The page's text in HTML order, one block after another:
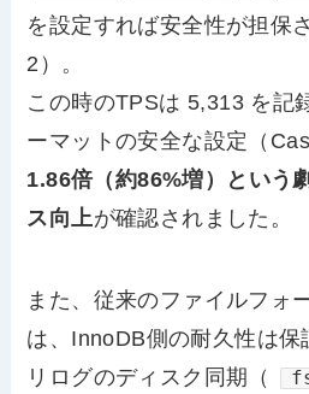
を設定すれば安全性が担保
2）。
この時のTPSは 5,313 を記
ーマットの安全な設定（
1.86倍（約86%増）という
ス向上が確認されました。
また、従来のファイルフォ
は、InnoDB側の耐久性は保
リログのディスク同期（